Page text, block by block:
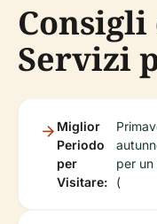
Consigli
Servizi
Miglior
Periodo
per
Visitare:
per un
(